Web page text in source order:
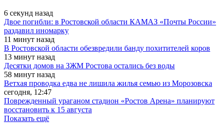
6 секунд назад
Двое погибли: в Ростовской области КАМАЗ «Почты России»
раздавил иномарку
11 минут назад
В Ростовской области обезвредили банду похитителей коров
13 минут назад
Десятки домов на ЗЖМ Ростова остались без воды
58 минут назад
Ветхая проводка едва не лишила жилья семью из Морозовска
сегодня, 12:47
Поврежденный ураганом стадион «Ростов Арена» планируют
восстановить к 15 августа
Показать ещё